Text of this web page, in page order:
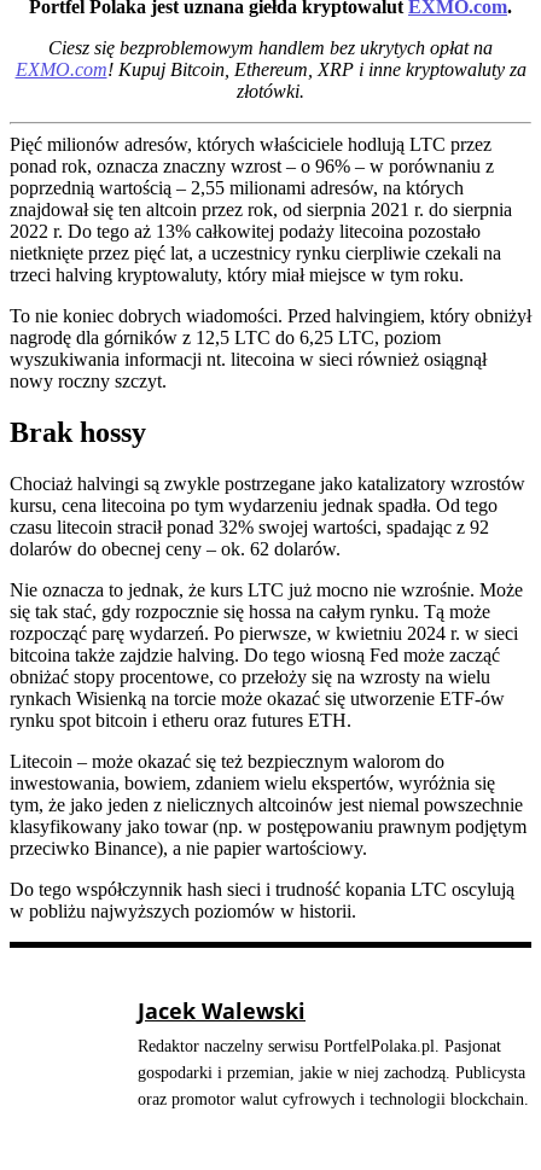
Portfel Polaka jest uznana giełda kryptowalut EXMO.com.
Ciesz się bezproblemowym handlem bez ukrytych opłat na
EXMO.com! Kupuj Bitcoin, Ethereum, XRP i inne kryptowaluty za
złotówki.
Pięć milionów adresów, których właściciele hodlują LTC przez
ponad rok, oznacza znaczny wzrost – o 96% – w porównaniu z
poprzednią wartością – 2,55 milionami adresów, na których
znajdował się ten altcoin przez rok, od sierpnia 2021 r. do sierpnia
2022 r. Do tego aż 13% całkowitej podaży litecoina pozostało
nietknięte przez pięć lat, a uczestnicy rynku cierpliwie czekali na
trzeci halving kryptowaluty, który miał miejsce w tym roku.
To nie koniec dobrych wiadomości. Przed halvingiem, który obniżył
nagrodę dla górników z 12,5 LTC do 6,25 LTC, poziom
wyszukiwania informacji nt. litecoina w sieci również osiągnął
nowy roczny szczyt.
Brak hossy
Chociaż halvingi są zwykle postrzegane jako katalizatory wzrostów
kursu, cena litecoina po tym wydarzeniu jednak spadła. Od tego
czasu litecoin stracił ponad 32% swojej wartości, spadając z 92
dolarów do obecnej ceny – ok. 62 dolarów.
Nie oznacza to jednak, że kurs LTC już mocno nie wzrośnie. Może
się tak stać, gdy rozpocznie się hossa na całym rynku. Tą może
rozpocząć parę wydarzeń. Po pierwsze, w kwietniu 2024 r. w sieci
bitcoina także zajdzie halving. Do tego wiosną Fed może zacząć
obniżać stopy procentowe, co przełoży się na wzrosty na wielu
rynkach Wisienką na torcie może okazać się utworzenie ETF-ów
rynku spot bitcoin i etheru oraz futures ETH.
Litecoin – może okazać się też bezpiecznym walorom do
inwestowania, bowiem, zdaniem wielu ekspertów, wyróżnia się
tym, że jako jeden z nielicznych altcoinów jest niemal powszechnie
klasyfikowany jako towar (np. w postępowaniu prawnym podjętym
przeciwko Binance), a nie papier wartościowy.
Do tego współczynnik hash sieci i trudność kopania LTC oscylują
w pobliżu najwyższych poziomów w historii.
Jacek Walewski
Redaktor naczelny serwisu PortfelPolaka.pl. Pasjonat
gospodarki i przemian, jakie w niej zachodzą. Publicysta
oraz promotor walut cyfrowych i technologii blockchain.